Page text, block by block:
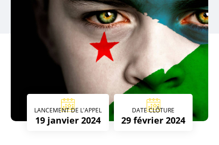
LANCEMENT DE L'APPEL
19 janvier 2024
DATE CLÔTURE
29 février 2024